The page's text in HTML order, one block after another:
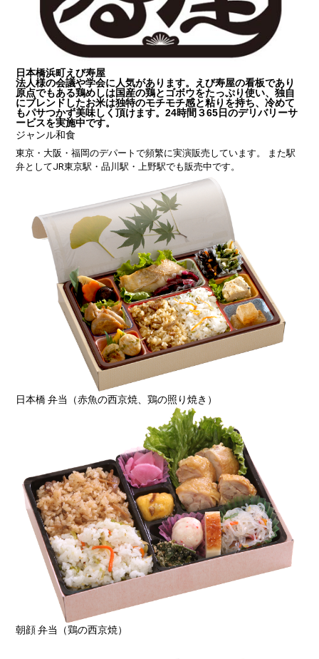
日本橋浜町えび寿屋
法人様の会議や学会に人気があります。えび寿屋の看板であり
原点でもある鶏めしは国産の鶏とゴボウをたっぷり使い、独自
にブレンドしたお米は独特のモチモチ感と粘りを持ち、冷めて
もパサつかず美味しく頂けます。24時間３65日のデリバリーサ
ービスを実施中です。
ジャンル和食
東京・大阪・福岡のデパートで頻繁に実演販売しています。 また駅
弁としてJR東京駅・品川駅・上野駅でも販売中です。
日本橋 弁当（赤魚の西京焼、鶏の照り焼き）
朝顔 弁当（鶏の西京焼）